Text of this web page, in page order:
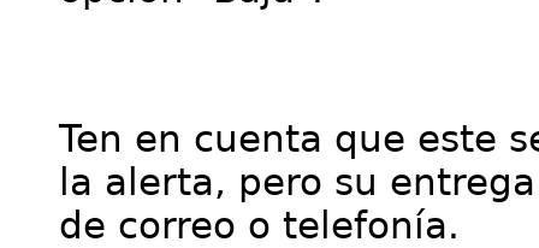
Ten en cuenta que este
la alerta, pero su
de correo o telefonía.